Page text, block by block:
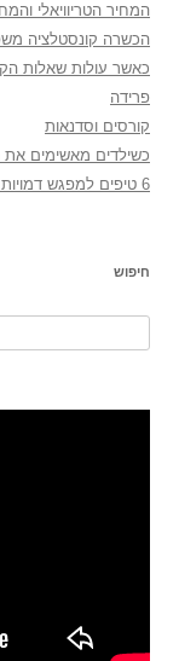
המחיר הטריוויאלי
הכשרה קונסטלציה
כאשר עולות שאלות
פרידה
קורסים וסדנאות
כשילדים מאשימים את
6 טיפים למפגש דמויות בכתיבה
חיפוש